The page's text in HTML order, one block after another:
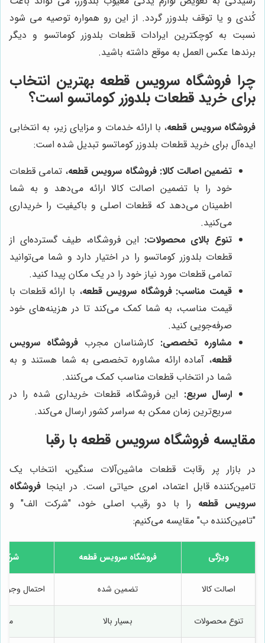
کُندی و یا توقف بلدوزر گردد. از این رو همواره توصیه می شود
نسبت به کوچکترین ایرادات قطعات بلدوزر کوماتسو و دیگر
برندها عکس العمل به موقع داشته باشید.
چرا فروشگاه سرویس قطعه بهترین انتخاب
برای خرید قطعات بلدوزر کوماتسو است؟
فروشگاه سرویس قطعه، با ارائه خدمات و مزایای زیر، به انتخابی
ایده‌آل برای خرید قطعات بلدوزر کوماتسو تبدیل شده است:
تضمین اصالت کالا: فروشگاه سرویس قطعه، تمامی قطعات
خود را با تضمین اصالت کالا ارائه می‌دهد و به شما
اطمینان می‌دهد که قطعات اصلی و باکیفیت را خریداری
می‌کنید.
تنوع بالای محصولات: این فروشگاه، طیف گسترده‌ای از
قطعات بلدوزر کوماتسو را در اختیار دارد و شما می‌توانید
تمامی قطعات مورد نیاز خود را در یک مکان پیدا کنید.
قیمت مناسب: فروشگاه سرویس قطعه، با ارائه قطعات با
قیمت مناسب، به شما کمک می‌کند تا در هزینه‌های خود
صرفه‌جویی کنید.
مشاوره تخصصی: کارشناسان مجربفروشگاه سرویس
قطعه، آماده ارائه مشاوره تخصصی به شما هستند و به
شما در انتخاب قطعات مناسب کمک می‌کنند.
ارسال سریع: این فروشگاه، قطعات خریداری شده را در
سریع‌ترین زمان ممکن به سراسر کشور ارسال می‌کند.
مقایسه فروشگاه سرویس قطعه با رقبا
در بازار پر رقابت قطعات ماشین‌آلات سنگین، انتخاب یک
تامین‌کننده قابل اعتماد، امری حیاتی است. در اینجا فروشگاه
سرویس قطعه را با دو رقیب اصلی خود، "شرکت الف" و
"تامین‌کننده ب" مقایسه می‌کنیم:
ویژگی فروشگاه سرویس قطعه
اصالت کالا تضمین شده احتمال
تنوع محصولات بسیار بالا